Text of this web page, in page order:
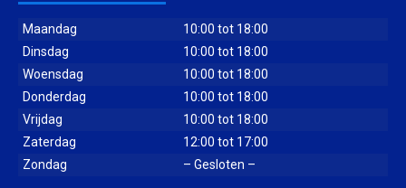
Maandag
10:00 tot 18:00
Dinsdag
10:00 tot 18:00
Woensdag
10:00 tot 18:00
Donderdag
10:00 tot 18:00
Vrijdag
10:00 tot 18:00
Zaterdag
12:00 tot 17:00
Zondag
– Gesloten –